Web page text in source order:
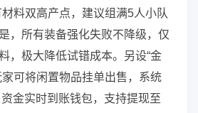
料双高产点，建议组满5人小队
，所有装备强化失败不降级，仅
，极大降低试错成本。另设“金
家可将闲置物品挂单出售，系统
金实时到账钱包，支持提现至